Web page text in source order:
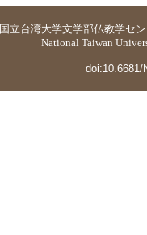
国立台湾大学文学部仏教学セ
National Taiwan
doi:10.6681/